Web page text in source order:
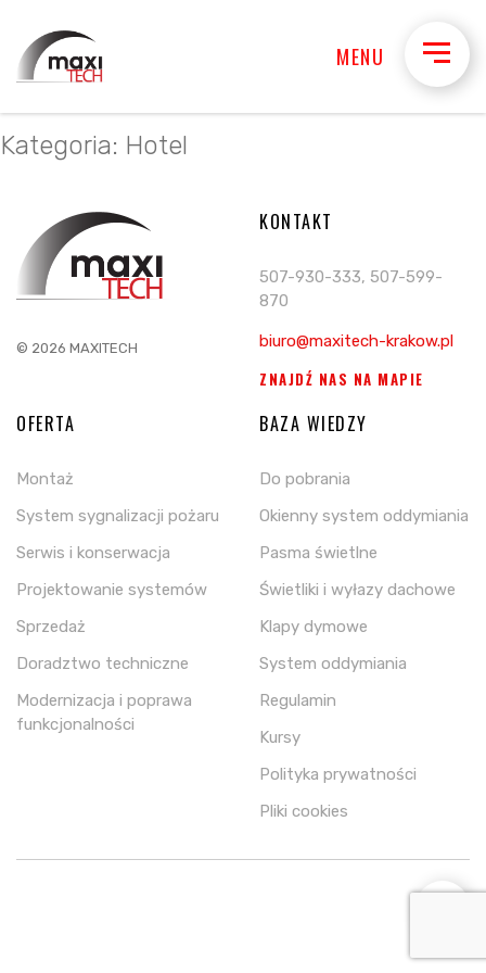
MENU
Kategoria: Hotel
© 2026 MAXITECH
OFERTA
Montaż
System sygnalizacji pożaru
Serwis i konserwacja
Projektowanie systemów
Sprzedaż
Doradztwo techniczne
Modernizacja i poprawa
funkcjonalności
BAZA WIEDZY
Do pobrania
Okienny system oddymiania
Pasma świetlne
Świetliki i wyłazy dachowe
Klapy dymowe
System oddymiania
Regulamin
Kursy
Polityka prywatności
Pliki cookies
KONTAKT
507-930-333, 507-599-
870
biuro@maxitech-krakow.pl
ZNAJDŹ NAS NA MAPIE